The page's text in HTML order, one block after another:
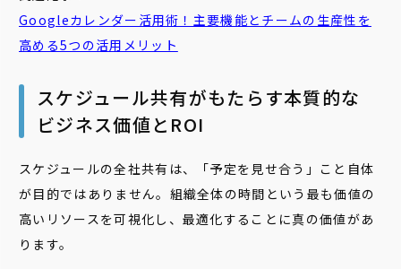
Googleカレンダー活用術！主要機能とチームの生産性を
高める5つの活用メリット
スケジュール共有がもたらす本質的な
ビジネス価値とROI
スケジュールの全社共有は、「予定を見せ合う」こと自体
が目的ではありません。組織全体の時間という最も価値の
高いリソースを可視化し、最適化することに真の価値があ
ります。